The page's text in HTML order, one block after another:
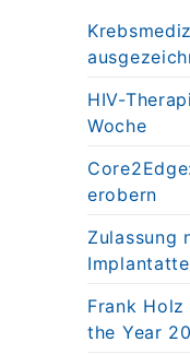
HIV-
Woche
erobern
Zulassung
Frank
the Year